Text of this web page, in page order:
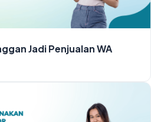
Jadi Penjualan WA